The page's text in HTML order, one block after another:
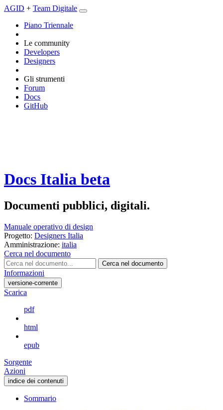
AGID + Team Digitale
Piano Triennale
Le community
Developers
Designers
Gli strumenti
Forum
Docs
GitHub
Docs Italia beta
Documenti pubblici, digitali.
Manuale operativo di design
Progetto: Designers Italia
Amministrazione: italia
Cerca nel documento
Cerca nel documento
Informazioni
versione-corrente
Scarica
pdf
html
epub
Sorgente
Azioni
indice dei contenuti
Sommario